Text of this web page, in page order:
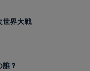
世界大戦
？